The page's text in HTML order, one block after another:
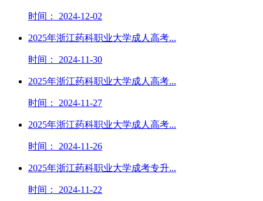
时间： 2024-12-02
2025年浙江药科职业大学成人高考...
时间： 2024-11-30
2025年浙江药科职业大学成人高考...
时间： 2024-11-27
2025年浙江药科职业大学成人高考...
时间： 2024-11-26
2025年浙江药科职业大学成考专升...
时间： 2024-11-22